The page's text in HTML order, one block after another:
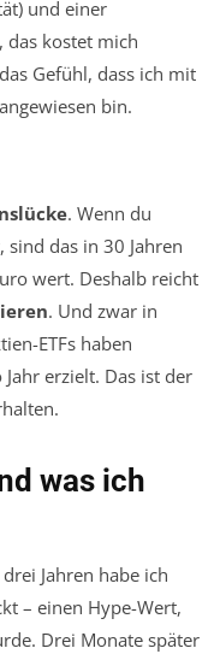
und einer
das kostet mich
Gefühl, dass ich mit
bin.
. Wenn du
das in 30 Jahren
wert. Deshalb reicht
. Und zwar in
ETFs haben
erzielt. Das ist der
was ich
Jahren habe ich
– einen Hype-Wert,
Drei Monate später